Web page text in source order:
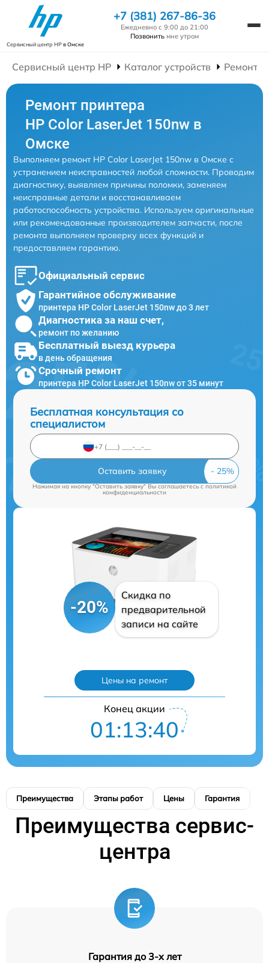
Сервисный центр HPв Омске
+7 (381) 267-86-36
Ежедневно с 9:00 до 21:00
Позвонить мне утром
Сервисный центр HP Каталог устройств Ремонт
Ремонт принтера
HP Color LaserJet 150nw в
Омске
Выполняем ремонт HP Color LaserJet 150nw в Омске с
устранением неисправностей любой сложности. Проводим
диагностику, выявляем причины поломки, заменяем
неисправные детали и восстанавливаем
работоспособность устройства. Используем оригинальные
или рекомендованные производителем запчасти, после
ремонта выполняем проверку всех функций и
предоставляем гарантию.
Официальный сервис
Гарантийное обслуживание
принтера HP Color LaserJet 150nw до 3 лет
Диагностика за наш счет,
ремонт по желанию
Бесплатный выезд курьера
в день обращения
Срочный ремонт
принтера HP Color LaserJet 150nw от 35 минут
Бесплатная консультация со
специалистом
Оставить заявку
Нажимая на кнопку "Оставить заявку" Вы соглашаетесь cполитикой
конфиденциальности
-20%
Скидка по
предварительной
записи на сайте
Цены на ремонт
Конец акции
01:13:39
Преимущества Этапы работ Цены Гарантия
Преимущества сервис-
центра
Гарантия до 3-х лет